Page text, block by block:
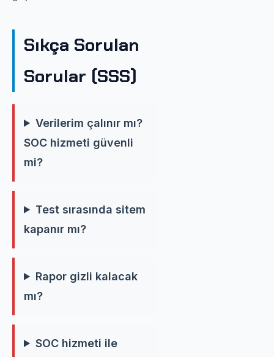
Sıkça Sorulan
Sorular (SSS)
Verilerim çalınır mı?
SOC hizmeti güvenli
mi?
Test sırasında sitem
kapanır mı?
Rapor gizli kalacak
mı?
SOC hizmeti ile